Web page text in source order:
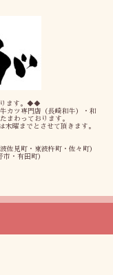
ます。◆◆
カツ専門店（長崎和牛）・和
まわっております。
曜までとさせて頂きます。
佐見町・東彼杵町・佐々町）
・有田町）